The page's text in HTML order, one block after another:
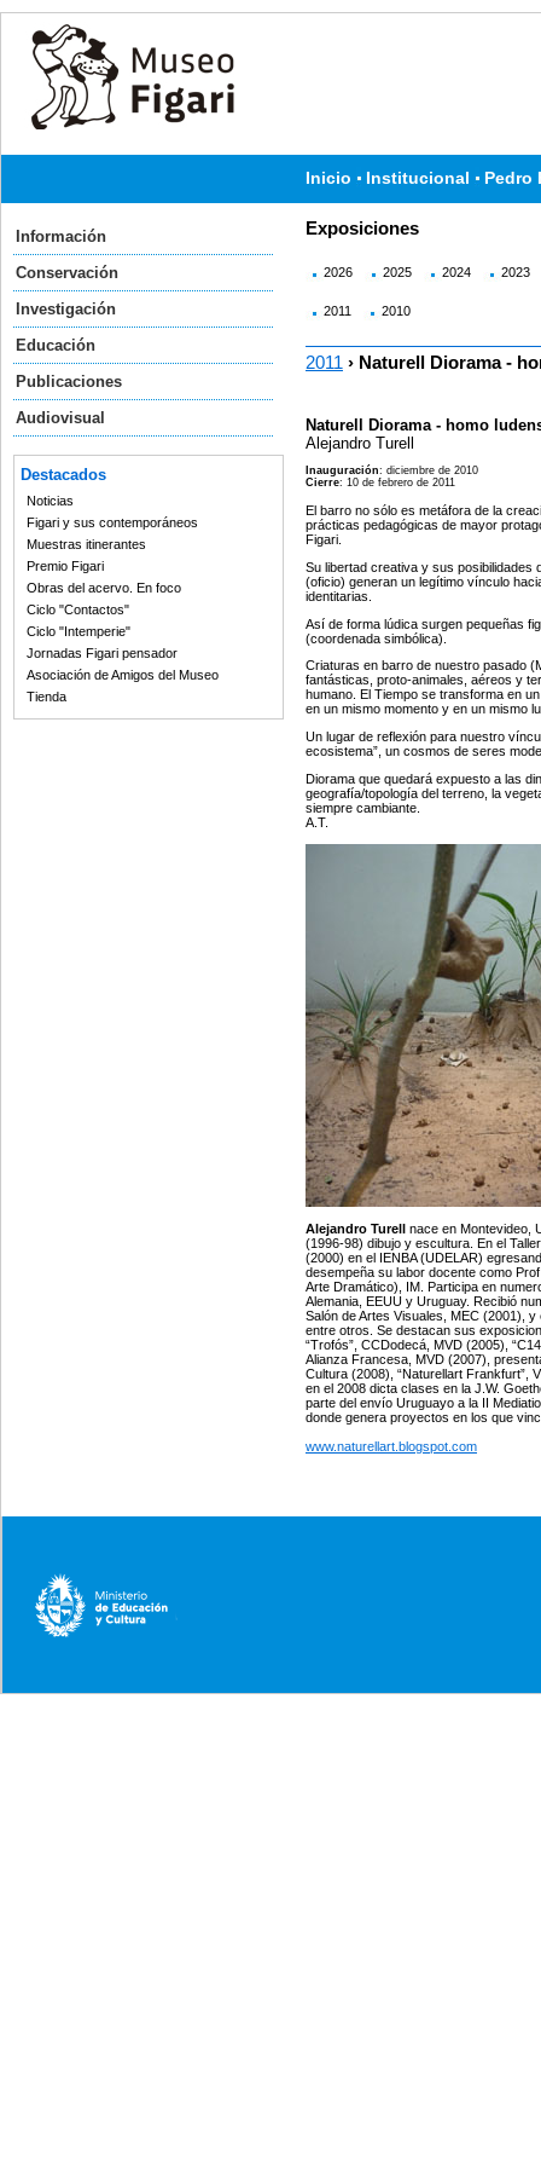
Inicio Institucional Pedro
Información
Conservación
Investigación
Educación
Publicaciones
Audiovisual
Destacados
Noticias
Figari y sus contemporáneos
Muestras itinerantes
Premio Figari
Obras del acervo. En foco
Ciclo "Contactos"
Ciclo "Intemperie"
Jornadas Figari pensador
Asociación de Amigos del Museo
Tienda
Exposiciones
2026 2025 2024 2023
2011 2010
2011 › Naturell Diorama -
Naturell Diorama - homo
Alejandro Turell
Inauguración: diciembre de 2010
Cierre: 10 de febrero de 2011
El barro no sólo es metáfora de la
prácticas pedagógicas de mayor
Figari.
Su libertad creativa y sus posibilidades
(oficio) generan un legítimo vínculo
identitarias.
Así de forma lúdica surgen pequeñas
(coordenada simbólica).
Criaturas en barro de nuestro pasado
fantásticas, proto-animales, aéreos y
humano. El Tiempo se transforma en
en un mismo momento y en un mismo
Un lugar de reflexión para nuestro
ecosistema”, un cosmos de seres
Diorama que quedará expuesto a las
geografía/topología del terreno, la
siempre cambiante.
A.T.
Alejandro Turell nace en Montevideo,
(1996-98) dibujo y escultura. En el
(2000) en el IENBA (UDELAR)
desempeña su labor docente como
Arte Dramático), IM. Participa en
Alemania, EEUU y Uruguay. Recibió
Salón de Artes Visuales, MEC (2001), y
entre otros. Se destacan sus
“Trofós”, CCDodecá, MVD (2005),
Alianza Francesa, MVD (2007),
Cultura (2008), “Naturellart Frankfurt”,
en el 2008 dicta clases en la J.W.
parte del envío Uruguayo a la II
donde genera proyectos en los que
www.naturellart.blogspot.com